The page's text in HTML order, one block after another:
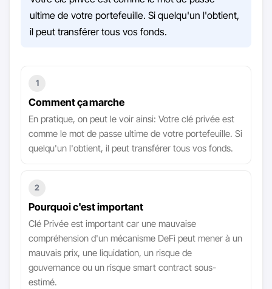
ultime de votre portefeuille. Si quelqu'un l'obtient,
il peut transférer tous vos fonds.
1
Comment ça marche
En pratique, on peut le voir ainsi: Votre clé privée est
comme le mot de passe ultime de votre portefeuille. Si
quelqu'un l'obtient, il peut transférer tous vos fonds.
2
Pourquoi c'est important
Clé Privée est important car une mauvaise
compréhension d'un mécanisme DeFi peut mener à un
mauvais prix, une liquidation, un risque de
gouvernance ou un risque smart contract sous-
estimé.